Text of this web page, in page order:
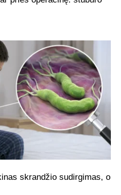
skrandžio sudirgimas, o